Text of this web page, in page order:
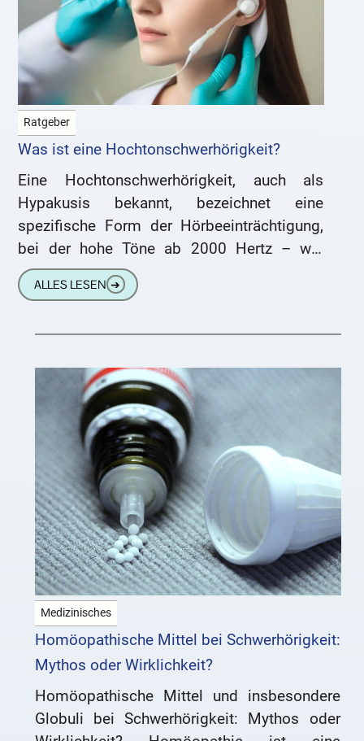
Ratgeber
Was ist eine Hochtonschwerhörigkeit?
Eine Hochtonschwerhörigkeit, auch als
Hypakusis bekannt, bezeichnet eine
spezifische Form der Hörbeeinträchtigung,
bei der hohe Töne ab 2000 Hertz – wie
Vogelstimmen – nicht mehr korrekt
wahrgenommen werden. Dies äußert
ALLES LESEN ➔
Medizinisches
Homöopathische Mittel bei Schwerhörigkeit:
Mythos oder Wirklichkeit?
Homöopathische Mittel und insbesondere
Globuli bei Schwerhörigkeit: Mythos oder